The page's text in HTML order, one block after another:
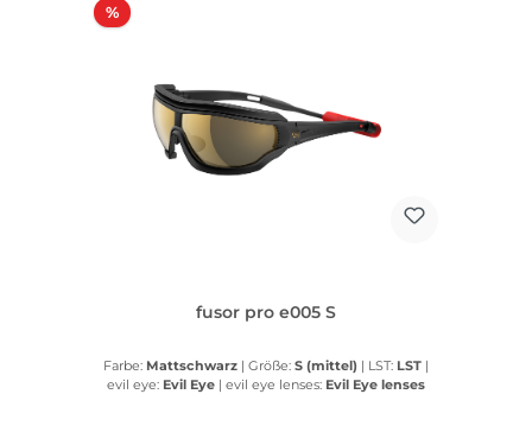
%Rabatt
fusor pro e005 S
Farbe: Mattschwarz | Größe: S (mittel) | LST: LST |
evil eye: Evil Eye | evil eye lenses: Evil Eye lenses